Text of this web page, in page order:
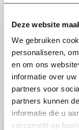
Deze website
We gebruiken
personaliseren,
en om ons
informatie over
partners voor
partners kunnen
informatie die u
verzameld op
30
Zeker weten of
dagen